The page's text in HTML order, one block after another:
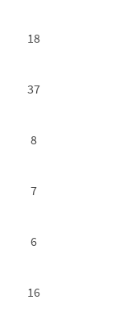
18
37
8
7
6
16